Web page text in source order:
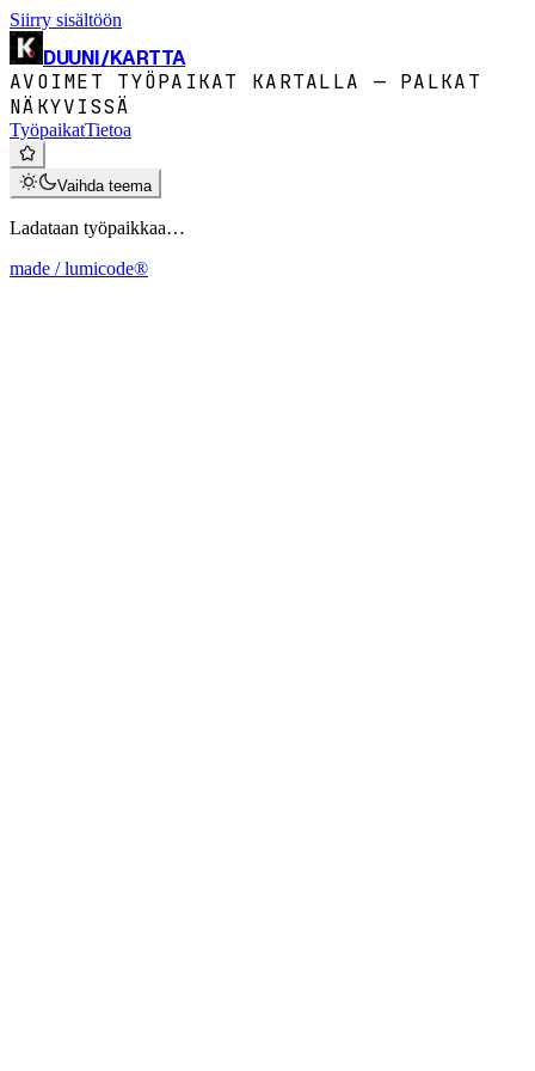
Siirry sisältöön
DUUNI/KARTTA
AVOIMET TYÖPAIKAT KARTALLA — PALKAT
NÄKYVISSÄ
TyöpaikatTietoa
Vaihda teema
Ladataan työpaikkaa…
made / lumicode®